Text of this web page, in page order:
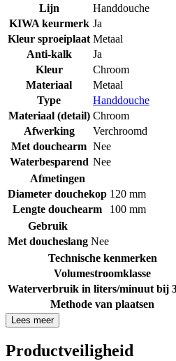
Lijn
Handdouche
KIWA keurmerk Ja
Kleur sproeiplaat Metaal
Anti-kalk
Ja
Kleur
Chroom
Materiaal
Metaal
Type
Handdouche
Materiaal (detail) Chroom
Afwerking
Verchroomd
Met douchearm Nee
Waterbesparend Nee
Afmetingen
Diameter douchekop 120 mm
Lengte douchearm
100 mm
Gebruik
Met doucheslang Nee
Technische kenmerken
Volumestroomklasse
Waterverbruik in liters/minuut bij
Methode van plaatsen
Lees meer
Productveiligheid